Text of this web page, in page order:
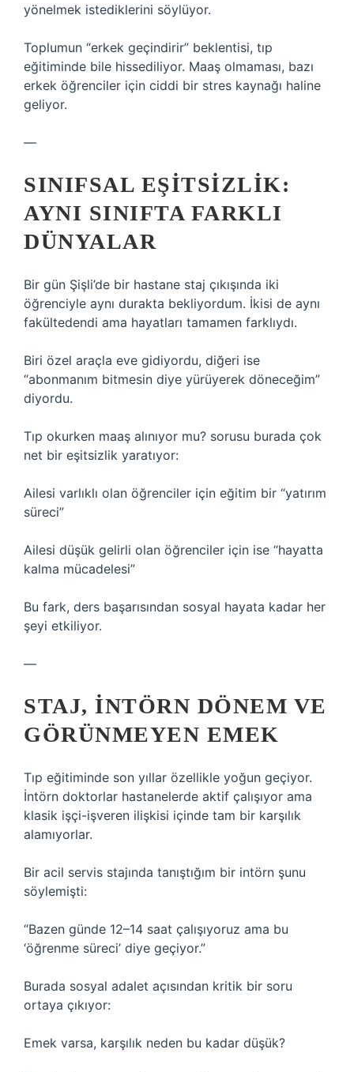
yönelmek istediklerini söylüyor.
Toplumun “erkek geçindirir” beklentisi, tıp
eğitiminde bile hissediliyor. Maaş olmaması, bazı
erkek öğrenciler için ciddi bir stres kaynağı haline
geliyor.
—
SINIFSAL EŞITSIZLIK:
AYNI SINIFTA FARKLI
DÜNYALAR
Bir gün Şişli’de bir hastane staj çıkışında iki
öğrenciyle aynı durakta bekliyordum. İkisi de aynı
fakültedendi ama hayatları tamamen farklıydı.
Biri özel araçla eve gidiyordu, diğeri ise
“abonmanım bitmesin diye yürüyerek döneceğim”
diyordu.
Tıp okurken maaş alınıyor mu? sorusu burada çok
net bir eşitsizlik yaratıyor:
Ailesi varlıklı olan öğrenciler için eğitim bir “yatırım
süreci”
Ailesi düşük gelirli olan öğrenciler için ise “hayatta
kalma mücadelesi”
Bu fark, ders başarısından sosyal hayata kadar her
şeyi etkiliyor.
—
STAJ, INTÖRN DÖNEM VE
GÖRÜNMEYEN EMEK
Tıp eğitiminde son yıllar özellikle yoğun geçiyor.
İntörn doktorlar hastanelerde aktif çalışıyor ama
klasik işçi-işveren ilişkisi içinde tam bir karşılık
alamıyorlar.
Bir acil servis stajında tanıştığım bir intörn şunu
söylemişti:
“Bazen günde 12–14 saat çalışıyoruz ama bu
‘öğrenme süreci’ diye geçiyor.”
Burada sosyal adalet açısından kritik bir soru
ortaya çıkıyor:
Emek varsa, karşılık neden bu kadar düşük?